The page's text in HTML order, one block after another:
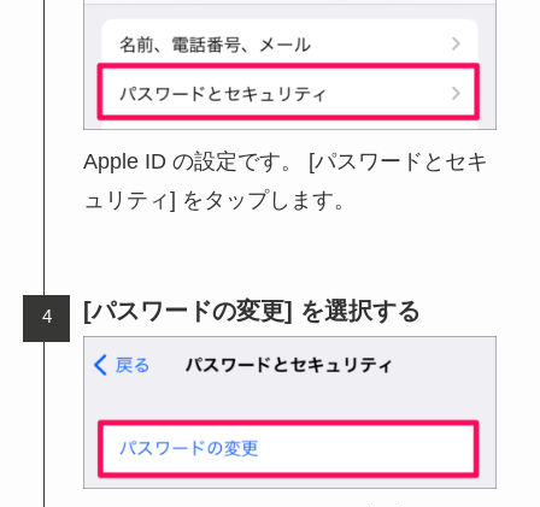
Apple ID の設定です。 [パスワードとセキ
ュリティ] をタップします。
[パスワードの変更] を選択する